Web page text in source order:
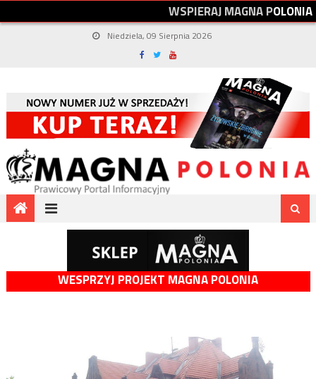
WSPIERAJMAGNAPOLONIA
Niedziela, 09 Sierpnia 2026
WESPRZYJ PROJEKT MAGNA POLONIA